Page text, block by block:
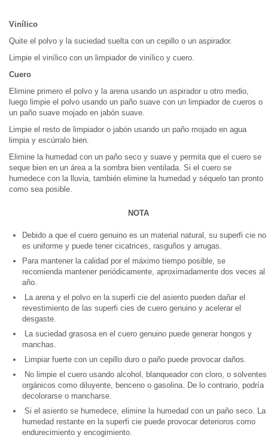
Vinílico
Quite el polvo y la suciedad suelta con un cepillo o un aspirador.
Limpie el vinílico con un limpiador de vinílico y cuero.
Cuero
Elimine primero el polvo y la arena usando un aspirador u otro medio,
luego limpie el polvo usando un paño suave con un limpiador de cueros o
un paño suave mojado en jabón suave.
Limpie el resto de limpiador o jabón usando un paño mojado en agua
limpia y escúrralo bien.
Elimine la humedad con un paño seco y suave y permita que el cuero se
seque bien en un área a la sombra bien ventilada. Si el cuero se
humedece con la lluvia, también elimine la humedad y séquelo tan pronto
como sea posible.
NOTA
Debido a que el cuero genuino es un material natural, su superfi cie no
es uniforme y puede tener cicatrices, rasguños y arrugas.
Para mantener la calidad por el máximo tiempo posible, se
recomienda mantener periódicamente, aproximadamente dos veces al
año.
La arena y el polvo en la superfi cie del asiento pueden dañar el
revestimiento de las superfi cies de cuero genuino y acelerar el
desgaste.
La suciedad grasosa en el cuero genuino puede generar hongos y
manchas.
Limpiar fuerte con un cepillo duro o paño puede provocar daños.
No limpie el cuero usando alcohol, blanqueador con cloro, o solventes
orgánicos como diluyente, benceno o gasolina. De lo contrario, podría
decolorarse o mancharse.
Si el asiento se humedece, elimine la humedad con un paño seco. La
humedad restante en la superfi cie puede provocar deterioros como
endurecimiento y encogimiento.